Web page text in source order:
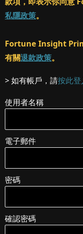
私隱政策。
Fortune Insight
有關退款政策。
> 如有帳戶，請按此登
使用者名稱
電子郵件
密碼
確認密碼